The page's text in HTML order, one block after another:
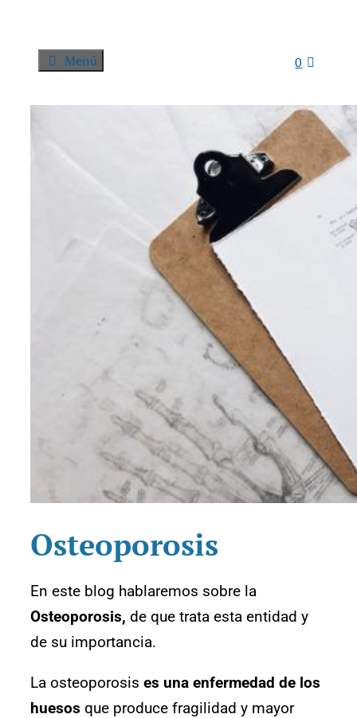
0
Menú
Osteoporosis
En este blog hablaremos sobre la
Osteoporosis, de que trata esta entidad y
de su importancia.
La osteoporosis es una enfermedad de los
huesos que produce fragilidad y mayor